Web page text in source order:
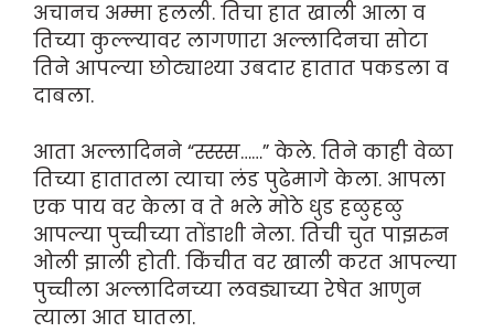
अचानच अम्मा हलली. तिचा हात खाली आला व
तिच्या कुल्ल्यावर लागणारा अल्लादिनचा सोटा
तिने आपल्या छोट्याश्या उबदार हातात पकडला व
दाबला.
आता अल्लादिनने “स्स्स्स……” केले. तिने काही वेळा
तिच्या हातातला त्याचा लंड पुढेमागे केला. आपला
एक पाय वर केला व ते भले मोठे धुड हळुहळु
आपल्या पुच्चीच्या तोंडाशी नेला. तिची चुत पाझरुन
ओली झाली होती. किंचीत वर खाली करत आपल्या
पुच्चीला अल्लादिनच्या लवड्याच्या रेषेत आणुन
त्याला आत घातला.